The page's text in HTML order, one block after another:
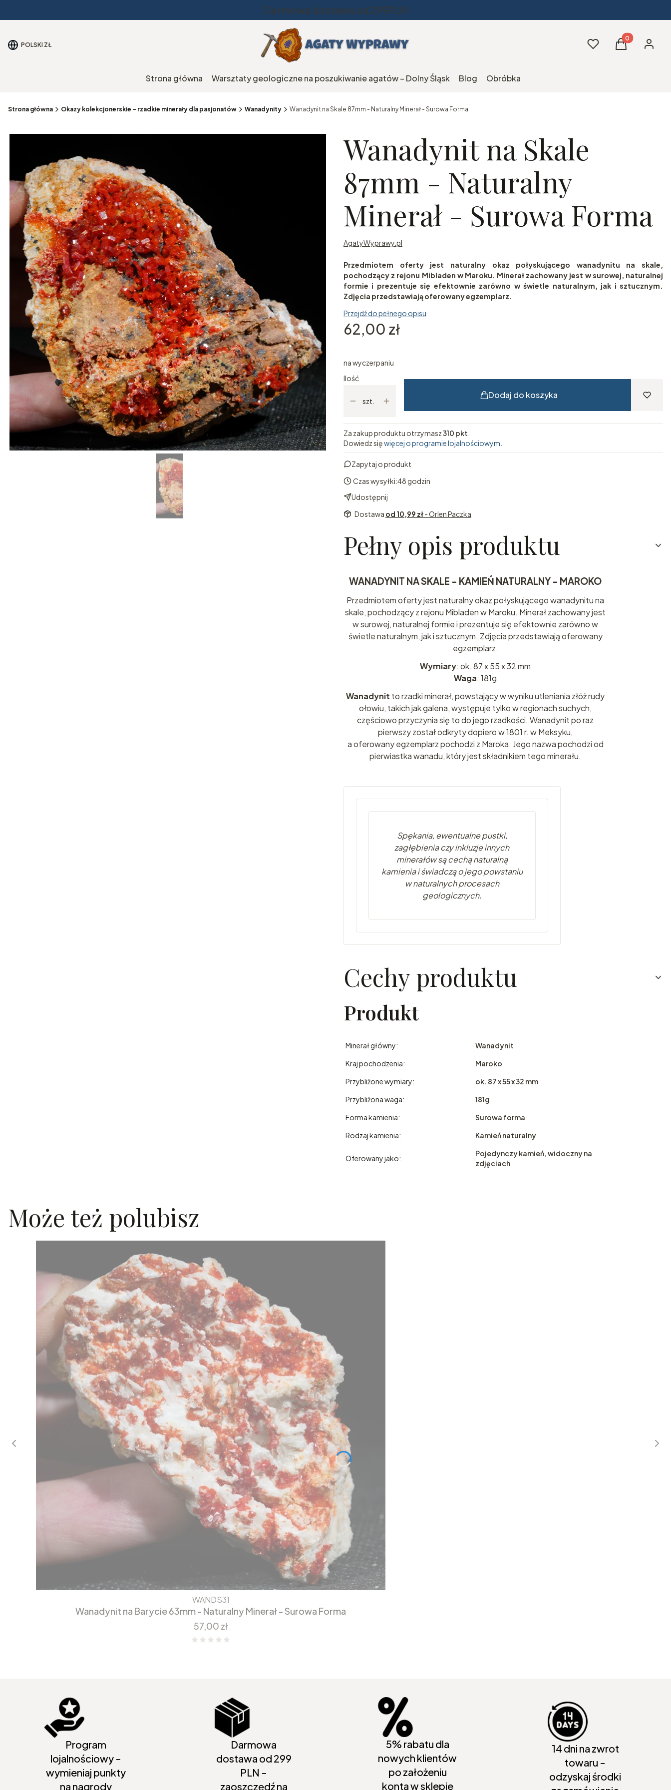
Darmowa dostawa od 299PLN
POLSKI ZŁ UlubioneProdukty w
Koszyk
Strona główna Warsztaty geologiczne na poszukiwanie agatów – Dolny Śląsk Blog Obróbka
Strona główna Okazy kolekcjonerskie – rzadkie minerały dla pasjonatów Wanadynity Wanadynit na Skale 87mm - Naturalny Minerał - Surowa Forma
Wanadynit na Skale
87mm - Naturalny
Minerał - Surowa Forma
AgatyWyprawy.pl
Przedmiotem oferty jest naturalny okaz połyskującego wanadynitu na skale,
pochodzący z rejonu Mibladen w Maroku. Minerał zachowany jest w surowej, naturalnej
formie i prezentuje się efektownie zarówno w świetle naturalnym, jak i sztucznym.
Zdjęcia przedstawiają oferowany egzemplarz.
Przejdź do pełnego opisu
Cena
62,00 zł
na wyczerpaniu
Ilość
szt.
Dodaj do koszyka
Za zakup produktu otrzymasz310 pkt
Dowiedz sięwięcej o programie lojalnościowym.
Zapytaj o produkt
Czas wysyłki:48 godzin
Udostępnij
Dostawa od 10,99 zł- Orlen Paczka
Pełny opis produktu
WANADYNIT NA SKALE - KAMIEŃ NATURALNY - MAROKO
Przedmiotem oferty jest naturalny okaz połyskującego wanadynitu na
skale, pochodzący z rejonu Mibladen w Maroku. Minerał zachowany jest
w surowej, naturalnej formie i prezentuje się efektownie zarówno w
świetle naturalnym, jak i sztucznym. Zdjęcia przedstawiają oferowany
egzemplarz.
Wymiary: ok. 87 x 55 x 32 mm
Waga: 181g
Wanadynit to rzadki minerał, powstający w wyniku utleniania złóż rudy
ołowiu, takich jak galena, występuje tylko w regionach suchych,
częściowo przyczynia się to do jego rzadkości. Wanadynit po raz
pierwszy został odkryty dopiero w 1801 r. w Meksyku,
a oferowany egzemplarz pochodzi z Maroka. Jego nazwa pochodzi od
pierwiastka wanadu, który jest składnikiem tego minerału.
Spękania, ewentualne pustki,
zagłębienia czy inkluzje innych
minerałów są cechą naturalną
kamienia i świadczą o jego powstaniu
w naturalnych procesach
geologicznych.
Cechy produktu
Produkt
Minerał główny:
Wanadynit
Kraj pochodzenia:
Maroko
Przybliżone wymiary:
ok. 87 x 55 x 32 mm
Przybliżona waga:
181g
Forma kamienia:
Surowa forma
Rodzaj kamienia:
Kamień naturalny
Oferowany jako:
Pojedynczy kamień, widoczny na
zdjęciach
Może też polubisz
WANDS31
Wanadynit na Barycie 63mm - Naturalny Minerał - Surowa Forma
Cena
57,00 zł
Program
lojalnościowy -
wymieniaj punkty
na nagrody
Darmowa
dostawa od 299
PLN -
zaoszczędź na
5% rabatu dla
nowych klientów
po założeniu
konta w sklepie
14 dni na zwrot
towaru -
odzyskaj środki